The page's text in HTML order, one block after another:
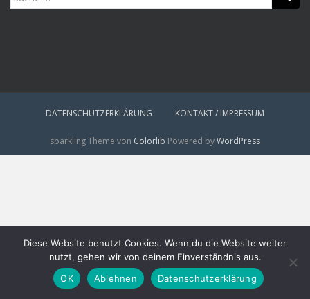
nach:
DATENSCHUTZERKLÄRUNG KONTAKT / IMPRESSUM
sparkling Theme von Colorlib Powered byWordPress
Diese Website benutzt Cookies. Wenn du die Website weiter
nutzt, gehen wir von deinem Einverständnis aus.
OK
Ablehnen Datenschutzerklärung